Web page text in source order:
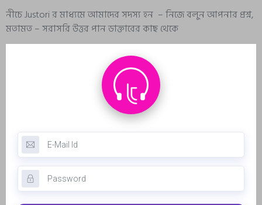
নীচে Justori র মাধ্যমে আমাদের সদস্য হন – নিজে বলুন আপনার প্রশ্ন,
মতামত – সরাসরি উত্তর পান ডাক্তারের কাছ থেকে